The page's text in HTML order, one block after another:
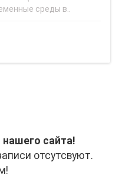
среды в..
сайта!
отсутсвуют.